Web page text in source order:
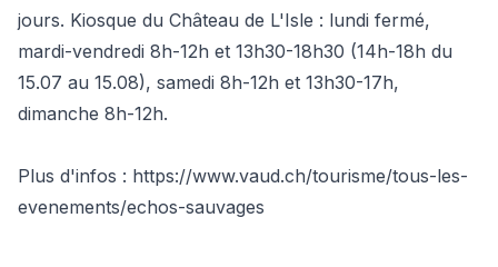
jours. Kiosque du Château de L'Isle : lundi fermé,
mardi-vendredi 8h-12h et 13h30-18h30 (14h-18h du
15.07 au 15.08), samedi 8h-12h et 13h30-17h,
dimanche 8h-12h.
Plus d'infos : https://www.vaud.ch/tourisme/tous-les-
evenements/echos-sauvages